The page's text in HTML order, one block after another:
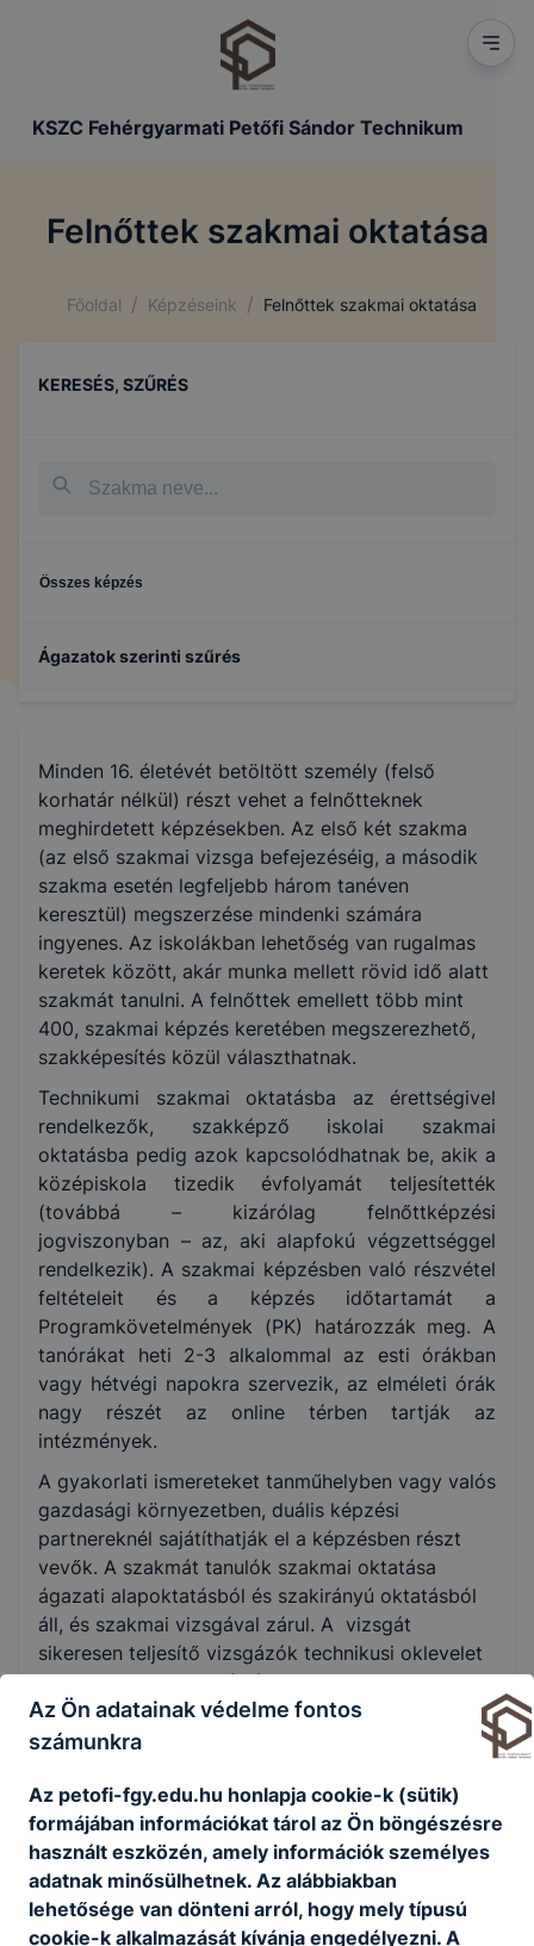
KSZC Fehérgyarmati Petőfi Sándor Technikum
Felnőttek szakmai oktatása
Főoldal / Képzéseink / Felnőttek szakmai oktatása
KERESÉS, SZŰRÉS
Összes képzés
Ágazatok szerinti szűrés
Minden 16. életévét betöltött személy (felső
korhatár nélkül) részt vehet a felnőtteknek
meghirdetett képzésekben. Az első két szakma
(az első szakmai vizsga befejezéséig, a második
szakma esetén legfeljebb három tanéven
keresztül) megszerzése mindenki számára
ingyenes. Az iskolákban lehetőség van rugalmas
keretek között, akár munka mellett rövid idő alatt
szakmát tanulni. A felnőttek emellett több mint
400, szakmai képzés keretében megszerezhető,
szakképesítés közül választhatnak.
Technikumi szakmai oktatásba az érettségivel
rendelkezők, szakképző iskolai szakmai
oktatásba pedig azok kapcsolódhatnak be, akik a
középiskola tizedik évfolyamát teljesítették
(továbbá – kizárólag felnőttképzési
jogviszonyban – az, aki alapfokú végzettséggel
rendelkezik). A szakmai képzésben való részvétel
feltételeit és a képzés időtartamát a
Programkövetelmények (PK) határozzák meg. A
tanórákat heti 2-3 alkalommal az esti órákban
vagy hétvégi napokra szervezik, az elméleti órák
nagy részét az online térben tartják az
intézmények.
A gyakorlati ismereteket tanműhelyben vagy valós
gazdasági környezetben, duális képzési
partnereknél sajátíthatják el a képzésben részt
vevők. A szakmát tanulók szakmai oktatása
ágazati alapoktatásból és szakirányú oktatásból
áll, és szakmai vizsgával zárul. A vizsgát
sikeresen teljesítő vizsgázók technikusi oklevelet
vagy szakmai bizonyítványt szereznek, amely
államilag elismert szakképzettséget tanúsít.
A szakképesítés megszerzésére irányuló szakmai
vizsgázók államilag elismert szakképesítést
tanúsító képesítő bizonyítványt kapnak.
Felnőttként az iskolában szakmákat és
Az Ön adatainak védelme fontos
számunkra
Az petofi-fgy.edu.hu honlapja cookie-k (sütik)
formájában információkat tárol az Ön böngészésre
használt eszközén, amely információk személyes
adatnak minősülhetnek. Az alábbiakban
lehetősége van dönteni arról, hogy mely típusú
cookie-k alkalmazását kívánja engedélyezni. A